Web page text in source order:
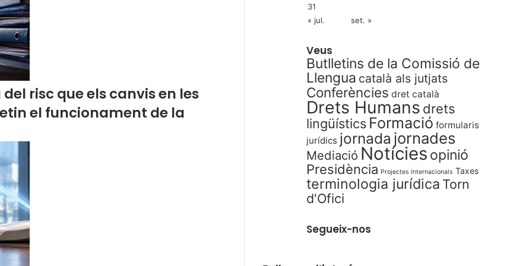
e
l
c
a
t
à
a
l
a
p
r
risc que els canvis en les
el funcionament de la
31
« jul.
set. »
Veus
Butlletins de la Comissió de
Llengua català als jutjats
Conferències dret català
Drets Humans drets
lingüístics Formació formularis
jurídics jornada jornades
Mediació Notícies opinió
Presidència Projectes Internacionals Taxes
terminologia jurídica Torn
d'Ofici
Segueix-nos